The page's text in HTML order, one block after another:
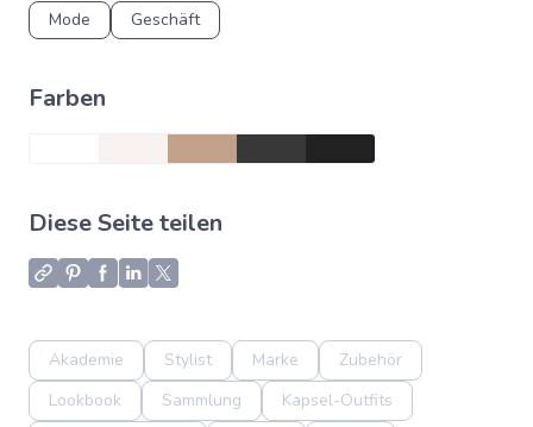
Mode Geschäft
Farben
Diese Seite teilen
Akademie Stylist Marke
Zubehör
Lookbook
Sammlung
Kapsel-Outfits